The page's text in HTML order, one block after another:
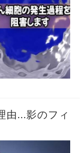
由...影のフィ